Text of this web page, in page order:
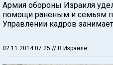
Армия обороны Израиля
помощи раненым и семьям
Управлении кадров
02.11.2014 07:25 // В Израиле